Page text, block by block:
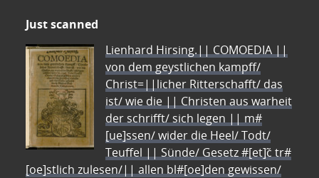
Just scanned
Lienhard Hirsing.|| COMOEDIA ||
von dem geystlichen kampff/
Christ=||licher Ritterschafft/ das
ist/ wie die || Christen aus warheit
der schrifft/ sich legen || m#
[ue]ssen/ wider die Heel/ Todt/
Teuffel || Sünde/ Gesetz #[et]c̃ tr#
[oe]stlich zulesen/|| allen bl#[oe]den gewissen/